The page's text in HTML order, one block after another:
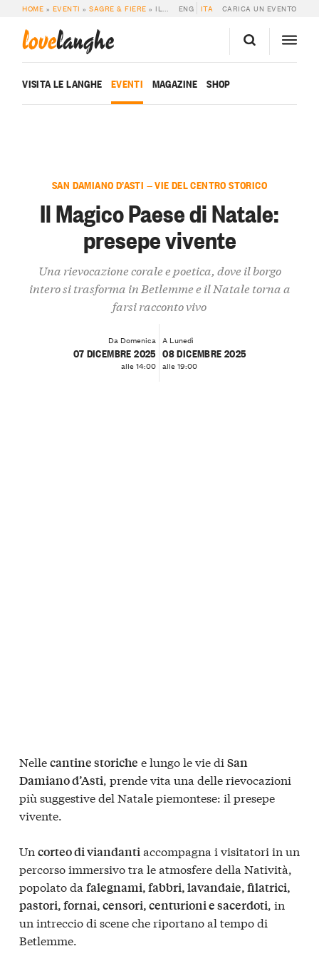
HOME » EVENTI »SAGRE & FIERE » IL MAGICO PAESE DI NATALE: PRESEPE VIVENTE ENG ITA CARICA UN EVENTO
lovelanghe
VISITA LE LANGHE EVENTI MAGAZINE SHOP
SAN DAMIANO D’ASTI — VIE DEL CENTRO STORICO
Il Magico Paese di Natale:
presepe vivente
Una rievocazione corale e poetica, dove il borgo
intero si trasforma in Betlemme e il Natale torna a
farsi racconto vivo
Da Domenica
07 DICEMBRE 2025
alle 14:00
A Lunedì
08 DICEMBRE 2025
alle 19:00
Nellecantine storiche e lungo le vie di San
Damiano d’Asti, prende vita una delle rievocazioni
più suggestive del Natale piemontese: il presepe
vivente.
Un corteo di viandantiaccompagna i visitatori in un
percorso immersivo tra le atmosfere della Natività,
popolato da falegnami, fabbri, lavandaie, filatrici,
pastori, fornai, censori, centurioni e sacerdoti, in
un intreccio di scene che riportano al tempo di
Betlemme.